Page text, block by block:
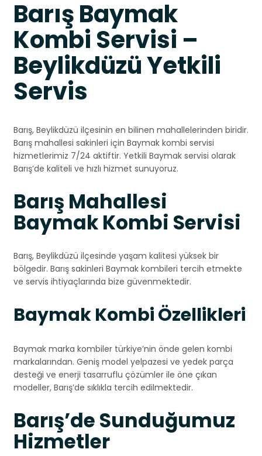
Barış Baymak
Kombi Servisi –
Beylikdüzü Yetkili
Servis
Barış, Beylikdüzü ilçesinin en bilinen mahallelerinden biridir.
Barış mahallesi sakinleri için Baymak kombi servisi
hizmetlerimiz 7/24 aktiftir. Yetkili Baymak servisi olarak
Barış’de kaliteli ve hızlı hizmet sunuyoruz.
Barış Mahallesi
Baymak Kombi Servisi
Barış, Beylikdüzü ilçesinde yaşam kalitesi yüksek bir
bölgedir. Barış sakinleri Baymak kombileri tercih etmekte
ve servis ihtiyaçlarında bize güvenmektedir.
Baymak Kombi Özellikleri
Baymak marka kombiler türkiye’nin önde gelen kombi
markalarından. Geniş model yelpazesi ve yedek parça
desteği ve enerji tasarruflu çözümler ile öne çıkan
modeller, Barış’de sıklıkla tercih edilmektedir.
Barış’de Sunduğumuz
Hizmetler